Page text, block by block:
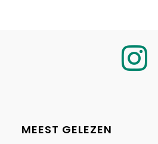
MEEST GELEZEN